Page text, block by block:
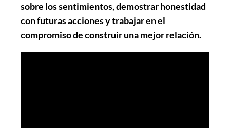
sobre los sentimientos, demostrar honestidad
con futuras acciones y trabajar en el
compromiso de construir una mejor relación.